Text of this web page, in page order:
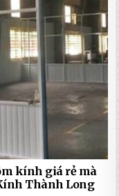
kính giá rẻ mà
Thành Long